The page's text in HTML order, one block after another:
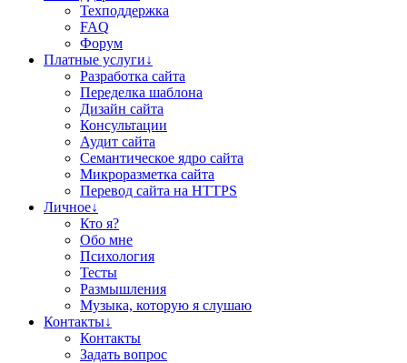
Техподдержка
FAQ
Форум
Платные услуги↓
Разработка сайта
Переделка шаблона
Дизайн сайта
Консультации
Аудит сайта
Семантическое ядро сайта
Микроразметка сайта
Перевод сайта на HTTPS
Личное↓
Кто я?
Обо мне
Психология
Тесты
Размышления
Музыка, которую я слушаю
Контакты↓
Контакты
Задать вопрос